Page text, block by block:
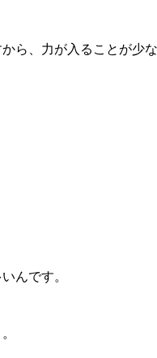
ら、力が入ることが少
んです。